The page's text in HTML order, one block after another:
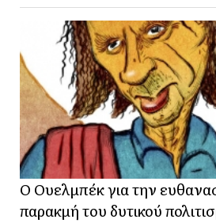
Ο Ουελμπέκ για την
παρακμή του δυτικού